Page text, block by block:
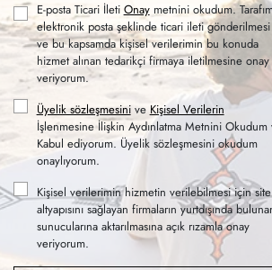
E-posta Ticari İleti Onaymetnini okudum.
elektronik posta şeklinde ticari ileti gönderilmesi
ve bu kapsamda kişisel verilerimin bu konuda
hizmet alınan tedarikçi firmaya iletilmesine onay
veriyorum.
Üyelik sözleşmesinive Kişisel Verilerin
İşlenmesine İlişkin Aydınlatma Metnini Okudum
Kabul ediyorum. Üyelik sözleşmesini okudum
onaylıyorum.
Kişisel verilerimin hizmetin verilebilmesi için site
altyapısını sağlayan firmaların yurtdışında
sunucularına aktarılmasına açık rızamla onay
veriyorum.